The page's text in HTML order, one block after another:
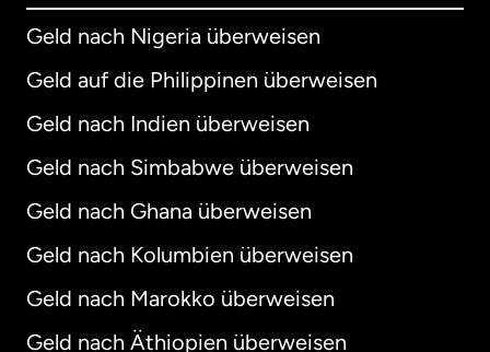
Geld nach Nigeria überweisen
Geld auf die Philippinen überweisen
Geld nach Indien überweisen
Geld nach Simbabwe überweisen
Geld nach Ghana überweisen
Geld nach Kolumbien überweisen
Geld nach Marokko überweisen
Geld nach Äthiopien überweisen